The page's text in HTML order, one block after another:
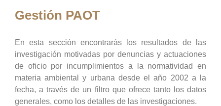
Gestión PAOT
En esta sección encontrarás los resultados de las
investigación motivadas por denuncias y actuaciones
de oficio por incumplimientos a la normatividad en
materia ambiental y urbana desde el año 2002 a la
fecha, a través de un filtro que ofrece tanto los datos
generales, como los detalles de las investigaciones.